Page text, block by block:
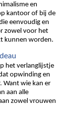
en
kantoor of bij de
eenvoudig en
zowel voor het
kunnen worden.
het verlanglijstje
opwinding en
Want wie kan er
aan alle
zowel vrouwen